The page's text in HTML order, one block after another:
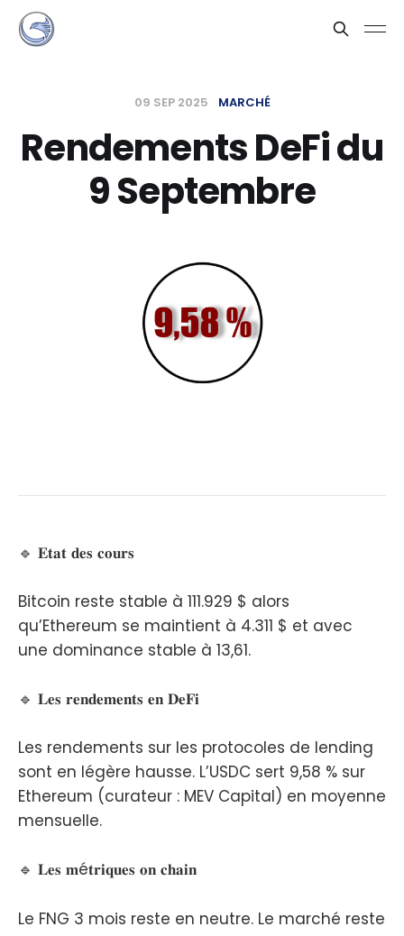
09 SEP 2025 MARCHÉ
Rendements DeFi du
9 Septembre
🔹 𝐄𝐭𝐚𝐭 𝐝𝐞𝐬 𝐜𝐨𝐮𝐫𝐬
Bitcoin reste stable à 111.929 $ alors
qu’Ethereum se maintient à 4.311 $ et avec
une dominance stable à 13,61.
🔹 𝐋𝐞𝐬 𝐫𝐞𝐧𝐝𝐞𝐦𝐞𝐧𝐭𝐬 𝐞𝐧 𝐃𝐞𝐅𝐢
Les rendements sur les protocoles de lending
sont en légère hausse. L’USDC sert 9,58 % sur
Ethereum (curateur : MEV Capital) en moyenne
mensuelle.
🔹 𝐋𝐞𝐬 𝐦é𝐭𝐫𝐢𝐪𝐮𝐞𝐬 𝐨𝐧 𝐜𝐡𝐚𝐢𝐧
Le FNG 3 mois reste en neutre. Le marché reste